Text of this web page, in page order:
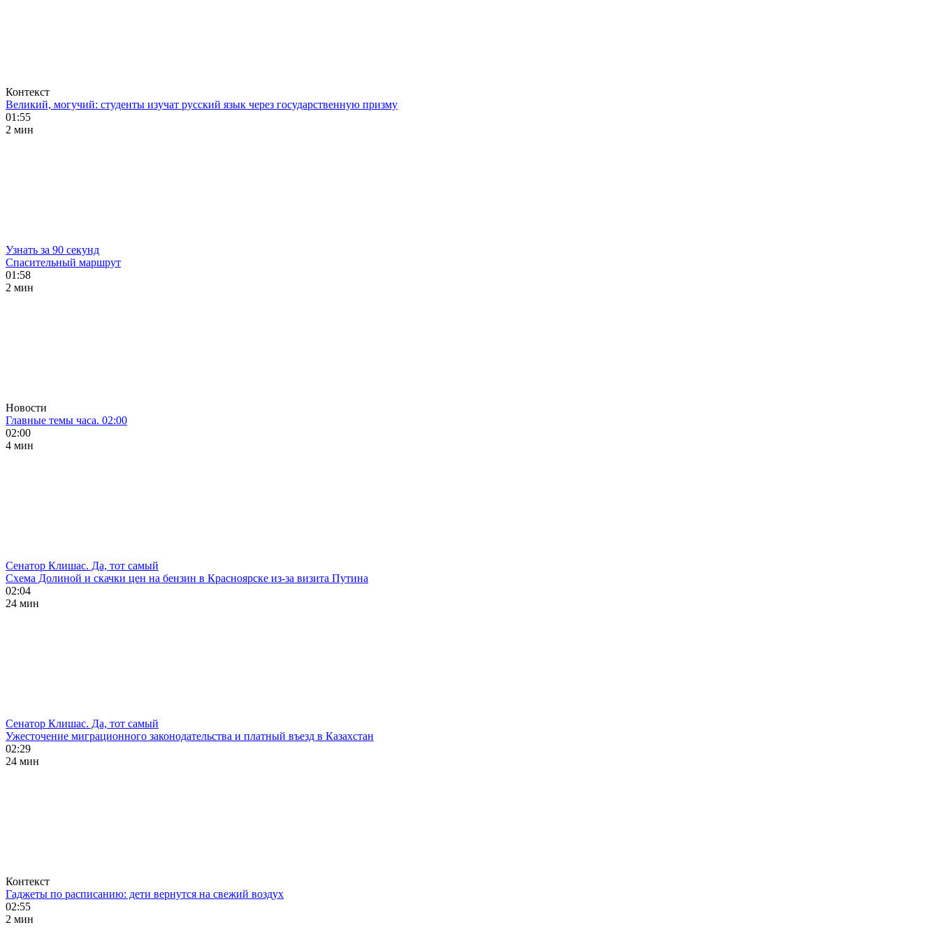
Контекст
Великий, могучий: студенты изучат русский язык через государственную призму
01:55
2 мин
Узнать за 90 секунд
Спасительный маршрут
01:58
2 мин
Новости
Главные темы часа. 02:00
02:00
4 мин
Сенатор Клишас. Да, тот самый
Схема Долиной и скачки цен на бензин в Красноярске из-за визита Путина
02:04
24 мин
Сенатор Клишас. Да, тот самый
Ужесточение миграционного законодательства и платный въезд в Казахстан
02:29
24 мин
Контекст
Гаджеты по расписанию: дети вернутся на свежий воздух
02:55
2 мин